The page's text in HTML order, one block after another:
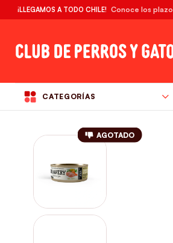
¡LLEGAMOS A TODO CHILE! Conoce los
CATEGORÍAS
AGOTADO
RM